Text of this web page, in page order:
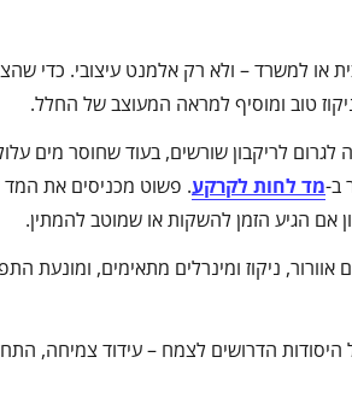
או למשרד – ולא רק אלמנט עיצובי. כדי
טוב ומוסיף למראה המעוצב של החלל.
לגרום לריקבון שורשים, בעוד שחוסר מים
ב-מד לחות לקרקע. פשוט מכניסים את המד
הגיע הזמן להשקות או שמוטב להמתין.
ניקוז ומינרלים מתאימים, ומונעת
הדרושים לצמח – עידוד צמיחה,